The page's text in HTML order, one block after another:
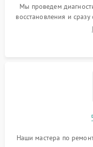
Мы проведем
восстановления и
Наши мастера по